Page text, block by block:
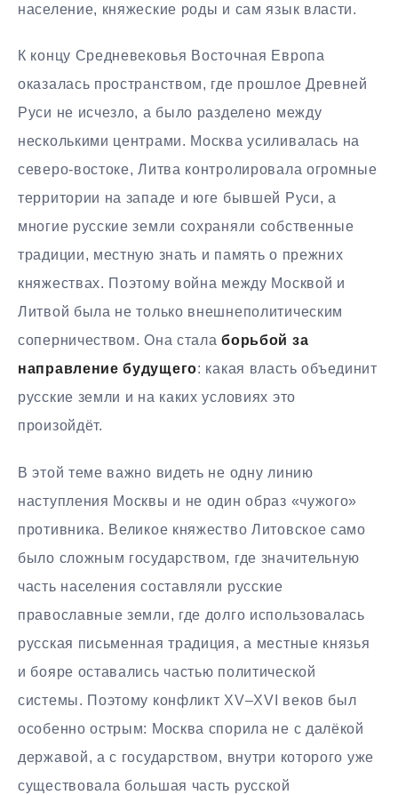
население, княжеские роды и сам язык власти.
К концу Средневековья Восточная Европа
оказалась пространством, где прошлое Древней
Руси не исчезло, а было разделено между
несколькими центрами. Москва усиливалась на
северо-востоке, Литва контролировала огромные
территории на западе и юге бывшей Руси, а
многие русские земли сохраняли собственные
традиции, местную знать и память о прежних
княжествах. Поэтому война между Москвой и
Литвой была не только внешнеполитическим
соперничеством. Она сталаборьбой за
направление будущего: какая власть объединит
русские земли и на каких условиях это
произойдёт.
В этой теме важно видеть не одну линию
наступления Москвы и не один образ «чужого»
противника. Великое княжество Литовское само
было сложным государством, где значительную
часть населения составляли русские
православные земли, где долго использовалась
русская письменная традиция, а местные князья
и бояре оставались частью политической
системы. Поэтому конфликт XV–XVI веков был
особенно острым: Москва спорила не с далёкой
державой, а с государством, внутри которого уже
существовала большая часть русской